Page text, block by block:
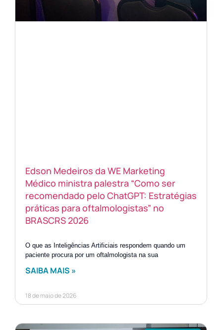
Edson Medeiros da WE Marketing
Médico ministra palestra “Como ser
recomendado pelo ChatGPT: Estratégias
práticas para oftalmologistas” no
BRASCRS 2026
O que as Inteligências Artificiais respondem quando um
paciente procura por um oftalmologista na sua
SAIBA MAIS »
18 de maio de 2026